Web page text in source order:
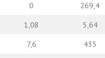
0
269,4
1,08
5,64
7,6
435